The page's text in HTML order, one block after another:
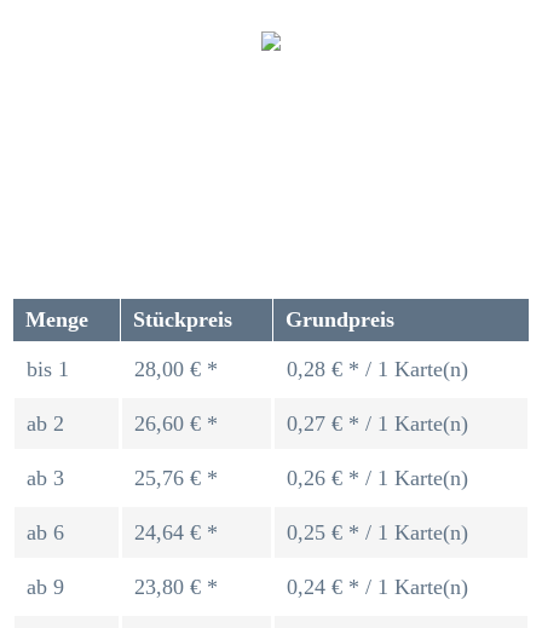
Menge Stückpreis Grundpreis
bis 1 28,00 € * 0,28 € * / 1 Karte(n)
ab 2 26,60 € * 0,27 € * / 1 Karte(n)
ab 3 25,76 € * 0,26 € * / 1 Karte(n)
ab 6 24,64 € * 0,25 € * / 1 Karte(n)
ab 9 23,80 € * 0,24 € * / 1 Karte(n)